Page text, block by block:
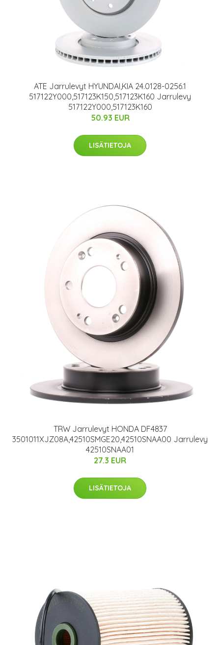
ATE Jarrulevyt HYUNDAI,KIA 24.0128-0256.1
517122Y000,517123K150,517123K160 Jarrulevy
517122Y000,517123K160
50.93 EUR
LISÄTIETOJA
TRW Jarrulevyt HONDA DF4837
3501011XJZ08A,42510SMGE20,42510SNAA00 Jarrulevy
42510SNAA01
27.3 EUR
LISÄTIETOJA